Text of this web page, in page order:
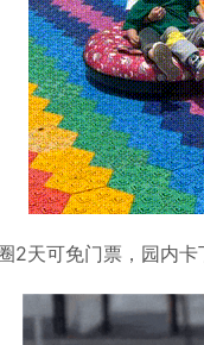
可免门票，园内卡